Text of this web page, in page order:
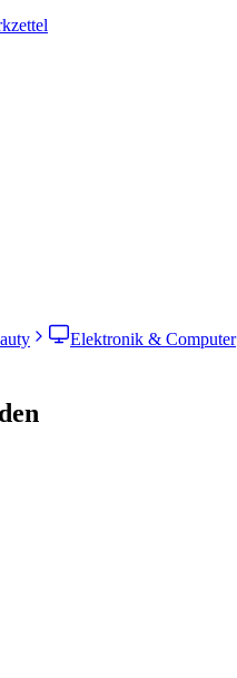
Elektronik & Computer